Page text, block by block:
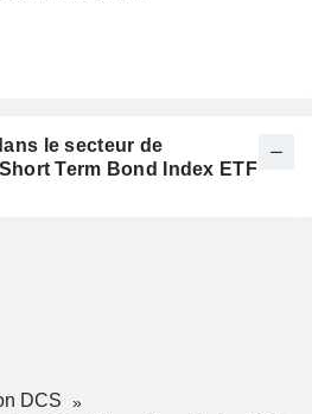
le secteur de
Term Bond Index ETF
DCS